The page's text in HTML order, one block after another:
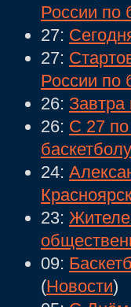
России по
27:
27:
России по
26: Завтра
26: С 27 по
баскетболу
24:
23:
09:
(Новости)